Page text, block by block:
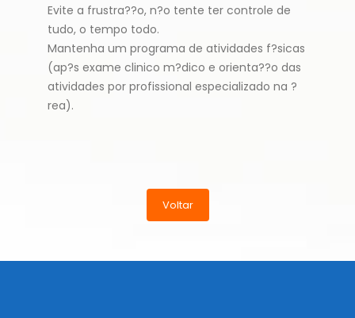
Evite a frustra??o, n?o tente ter controle de
tudo, o tempo todo.
Mantenha um programa de atividades f?sicas
(ap?s exame clinico m?dico e orienta??o das
atividades por profissional especializado na ?
rea).
Voltar